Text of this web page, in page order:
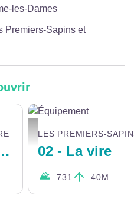
les-Dames
Premiers-Sapins et
historique
Équipement - Doubs Tourisme
LES PREMIERS-
02 - La vire
731 40M